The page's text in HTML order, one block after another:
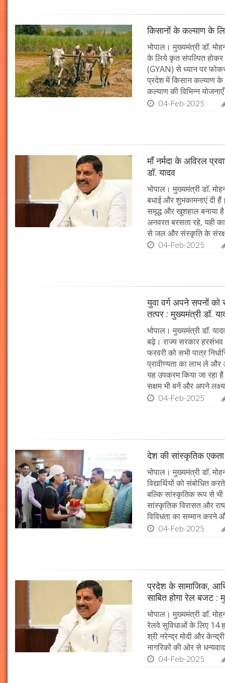
किसानों के कल्याण के
भोपाल। मुख्यमंत्री डॉ.
के लिये कृत संपल्पित होकर
(GYAN) से ध्यान पर
प्रदेश में किसान कल्याण के
कल्याण की विभिन्न
04-Feb-2025
माँ नर्मदा के अविरल
डॉ. यादव
भोपाल। मुख्यमंत्री डॉ.
बधाई और शुभकामनाएं दी
समृद्ध और खुशहाल बनाया
अनवरत बरसता रहे, यही
से जल और संस्कृति के
04-Feb-2025
युवा वर्ग अपने सपनों
तत्पर : मुख्यमंत्री डॉ.
भोपाल। मुख्यमंत्री डॉ.
बढ़े। राज्य सरकार
फरवरी को सभी पात्र
प्रावीण्यता का लाभ ले और
यह उपक्रम किया जा रहा
सक्षम भी बनें और अपने
04-Feb-2025
देश की सांस्कृतिक
भोपाल। मुख्यमंत्री डॉ.
विद्यार्थियों को संबोधित
बल्कि सांस्कृतिक रूप से भी
सांस्कृतिक विरासत और
विविधता का सम्मान
04-Feb-2025
प्रदेश के सामाजिक,
साबित होगा रेल बजट :
भोपाल। मुख्यमंत्री डॉ.
रेलवे सुविधाओं के लिए 14
श्री नरेन्द्र मोदी और
नागरिकों की ओर से
04-Feb-2025